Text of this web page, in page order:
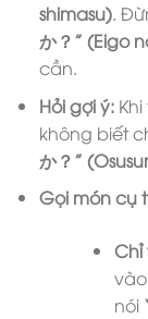
shimasu).
か？” (Eigo
cần.
Hỏi gợi ý:Khi
không biết
か？”
Gọi món cụ
Chỉ
nói